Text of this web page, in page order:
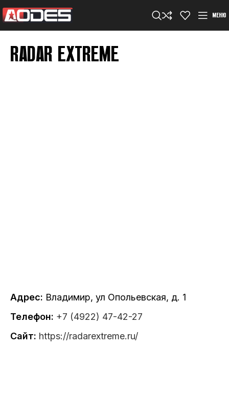
МЕНЮ
RADAR EXTREME
Адрес: Владимир, ул Опольевская, д. 1
Телефон: +7 (4922) 47-42-27
Сайт: https://radarextreme.ru/